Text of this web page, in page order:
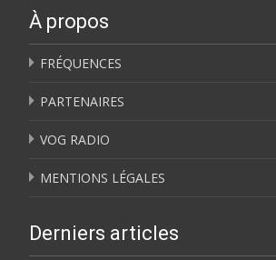
À propos
FRÉQUENCES
PARTENAIRES
VOG RADIO
MENTIONS LÉGALES
Derniers articles